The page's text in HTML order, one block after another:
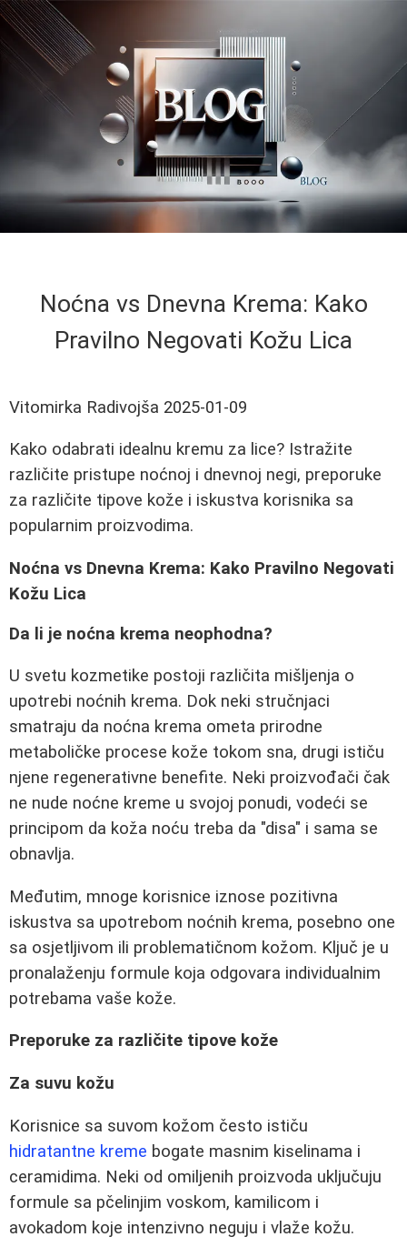
Noćna vs Dnevna Krema: Kako
Pravilno Negovati Kožu Lica
Vitomirka Radivojša 2025-01-09
Kako odabrati idealnu kremu za lice? Istražite
različite pristupe noćnoj i dnevnoj negi, preporuke
za različite tipove kože i iskustva korisnika sa
popularnim proizvodima.
Noćna vs Dnevna Krema: Kako Pravilno Negovati
Kožu Lica
Da li je noćna krema neophodna?
U svetu kozmetike postoji različita mišljenja o
upotrebi noćnih krema. Dok neki stručnjaci
smatraju da noćna krema ometa prirodne
metaboličke procese kože tokom sna, drugi ističu
njene regenerativne benefite. Neki proizvođači čak
ne nude noćne kreme u svojoj ponudi, vodeći se
principom da koža noću treba da "disa" i sama se
obnavlja.
Međutim, mnoge korisnice iznose pozitivna
iskustva sa upotrebom noćnih krema, posebno one
sa osjetljivom ili problematičnom kožom. Ključ je u
pronalaženju formule koja odgovara individualnim
potrebama vaše kože.
Preporuke za različite tipove kože
Za suvu kožu
Korisnice sa suvom kožom često ističu
hidratantne kreme bogate masnim kiselinama i
ceramidima. Neki od omiljenih proizvoda uključuju
formule sa pčelinjim voskom, kamilicom i
avokadom koje intenzivno neguju i vlaže kožu.